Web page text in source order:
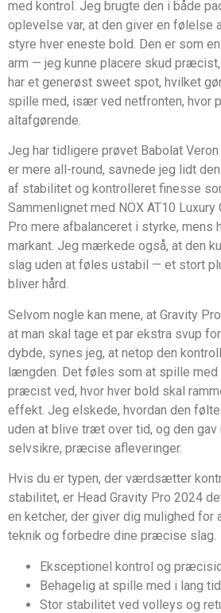
med kontrol. Jeg brugte den i både
oplevelse var, at den giver en følelse
styre hver eneste bold. Den er som
arm — jeg kunne placere skud
har et generøst sweet spot, hvilket
spille med, især ved netfronten, hvor
altafgørende.
Jeg har tidligere prøvet Babolat
er mere all-round, savnede jeg lidt
af stabilitet og kontrolleret finesse
Sammenlignet med NOX AT10 Luxury
Pro mere afbalanceret i styrke, mens
markant. Jeg mærkede også, at den
slag uden at føles ustabil — et stort
bliver hård.
Selvom nogle kan mene, at Gravity
at man skal tage et par ekstra svup
dybde, synes jeg, at netop den
længden. Det føles som at spille med
præcist ved, hvor hver bold skal
effekt. Jeg elskede, hvordan den
uden at blive træt over tid, og den
selvsikre, præcise afleveringer.
Hvis du er typen, der værdsætter
stabilitet, er Head Gravity Pro 2024
en ketcher, der giver dig mulighed for
teknik og forbedre dine præcise slag.
Eksceptionel kontrol og
Behagelig at spille med i lang tid
Stor stabilitet ved volleys og